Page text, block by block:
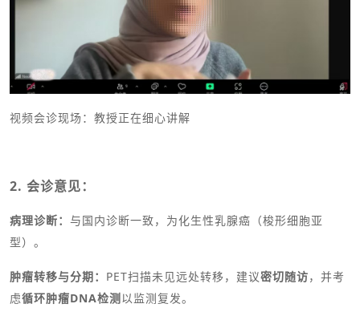
视频会诊现场：教授正在细心讲解
2. 会诊意见：
病理诊断： 与国内诊断一致，为化生性乳腺癌（梭形细胞亚
型）。
肿瘤转移与分期： PET扫描未见远处转移，建议密切随访，并考
虑循环肿瘤DNA检测以监测复发。